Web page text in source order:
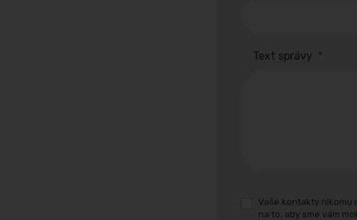
Text správy *
Vaše kontakty nikomu
na to, aby sme vám